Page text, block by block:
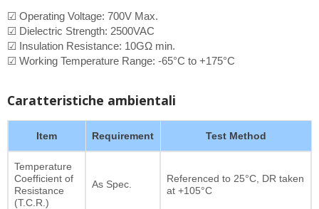
☑ Operating Voltage: 700V Max.
☑ Dielectric Strength: 2500VAC
☑ Insulation Resistance: 10GΩ min.
☑ Working Temperature Range: -65°C to +175°C
Caratteristiche ambientali
Item Requirement Test Method
Temperature
Coefficient of
Resistance
(T.C.R.)
As Spec.
Referenced to 25°C, DR taken
at +105°C